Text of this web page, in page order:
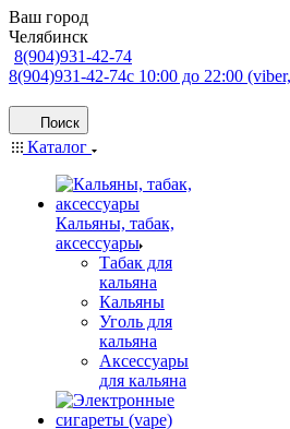
Ваш город
Челябинск
8(904)931-42-74
8(904)931-42-74с 10:00 до 22:00
Поиск
Каталог
Кальяны, табак,
аксессуары
Табак для
кальяна
Кальяны
Уголь для
кальяна
Аксессуары
для кальяна